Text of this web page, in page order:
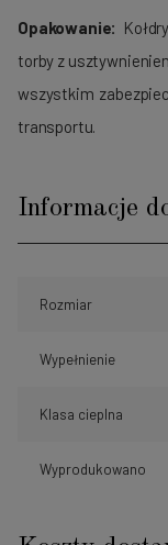
Opakowanie:
torby z
wszystkim
transportu.
Informacje
Rozmiar
Wypełnienie
Klasa cieplna
Wyprodukowano